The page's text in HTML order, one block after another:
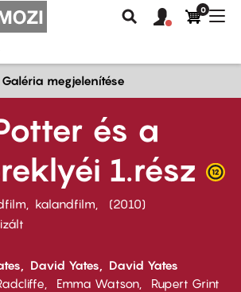
Keresés
Felhasználói
fiók
0
Galéria megjelenítése
és a
1.rész
kalandfilm
2010
David Yates
David Yates
Emma Watson
Rupert Grint